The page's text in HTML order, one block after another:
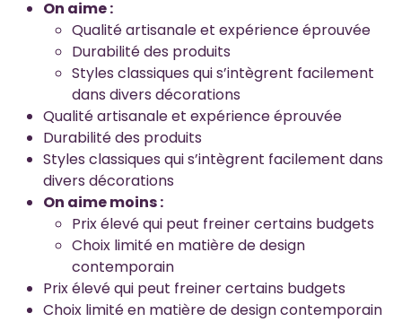
On aime :
Qualité artisanale et expérience éprouvée
Durabilité des produits
Styles classiques qui s’intègrent facilement
dans divers décorations
Qualité artisanale et expérience éprouvée
Durabilité des produits
Styles classiques qui s’intègrent facilement dans
divers décorations
On aime moins :
Prix élevé qui peut freiner certains budgets
Choix limité en matière de design
contemporain
Prix élevé qui peut freiner certains budgets
Choix limité en matière de design contemporain